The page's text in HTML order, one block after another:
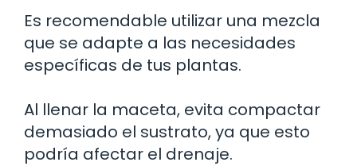
Es recomendable utilizar una mezcla
que se adapte a las necesidades
específicas de tus plantas.
Al llenar la maceta, evita compactar
demasiado el sustrato, ya que esto
podría afectar el drenaje.